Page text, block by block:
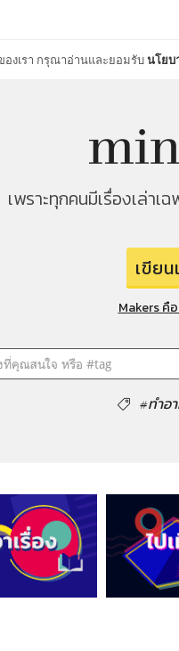
องเรา กรุณาอ่านและยอมรับนโยบ
เพราะทุกคนมีเรื่องเล่าเ
เขีย
Makers คือ
#ทำอ